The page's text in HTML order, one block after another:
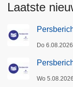
Laatste
Do
Wo